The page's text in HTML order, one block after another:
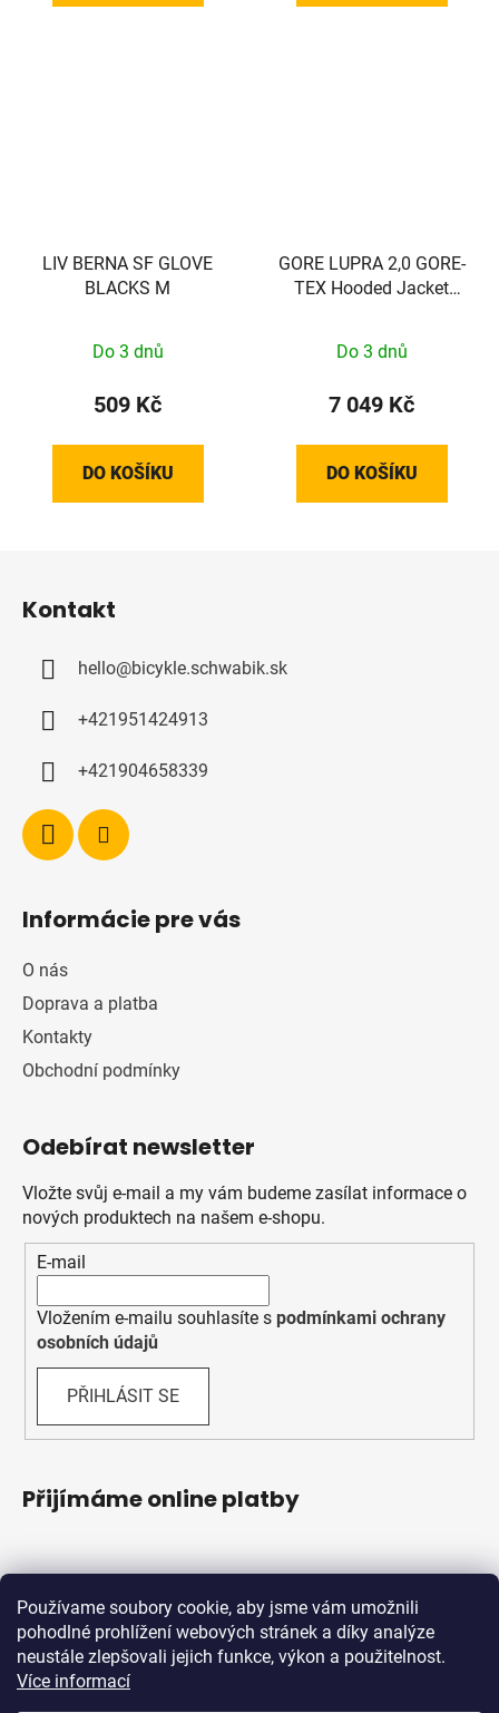
Používame soubory cookie, aby jsme vám umožnili
pohodlné prohlížení webových stránek a díky analýze
neustále zlepšovali jejich funkce, výkon a použitelnost.
Více informací
LIV BERNA SF GLOVE
BLACKS M
Do 3 dnů
509 Kč
DO KOŠÍKU
GORE LUPRA 2,0 GORE-
TEX Hooded Jacket
Do 3 dnů
7 049 Kč
DO KOŠÍKU
Kontakt
hello@bicykle.schwabik.sk
+421951424913
+421904658339
Informácie pre vás
O nás
Doprava a platba
Kontakty
Obchodní podmínky
Odebírat newsletter
Vložte svůj e-mail a my vám budeme zasílat informace o
nových produktech na našem e-shopu.
E-mail
Vložením e-mailu souhlasíte s podmínkami ochrany
osobních údajů
PŘIHLÁSIT SE
Přijímáme online platby